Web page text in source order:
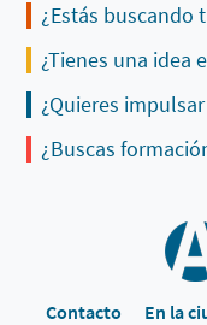
¿Estás buscando
¿Tienes una idea
¿Quieres
¿Buscas
Contacto En la